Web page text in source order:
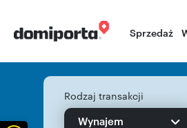
Sprzedaż
Rodzaj transakcji
Wynajem